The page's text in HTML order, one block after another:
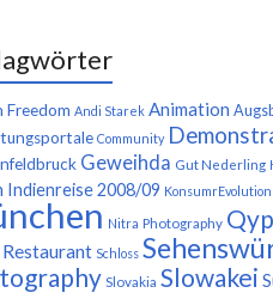
Freedom Andi Starek Animation
Community
Geweihda Gut Nederling
Indienreise 2008/09 KonsumrEvolution
Nitra Photography
Restaurant Schloss
Slovakia Slowakei